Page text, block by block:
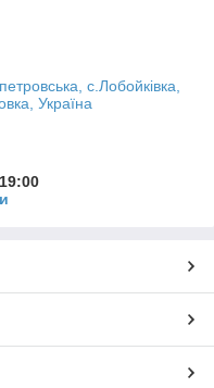
с.Лобойківка,
Україна